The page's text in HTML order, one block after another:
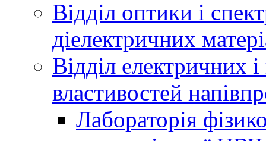
Відділ оптики і
діелектричних
Відділ електричних
властивостей
Лабораторія